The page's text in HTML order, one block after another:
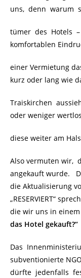
uns, denn warum
tümer des Hotels
komfortablen
einer Vermietung
kurz oder lang wie
Traiskirchen
oder weniger
diese weiter am
Also vermuten wir,
angekauft wurde.
die Aktualisierung
„RESERVIERT“
die wir uns in
das Hotel gekauft?“
Das
subventionierte
dürfte jedenfalls